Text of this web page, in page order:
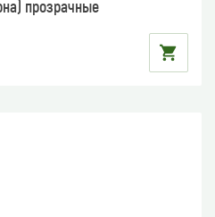
прозрачные